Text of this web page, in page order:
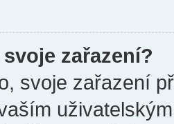
zařazení?
svoje zařazení